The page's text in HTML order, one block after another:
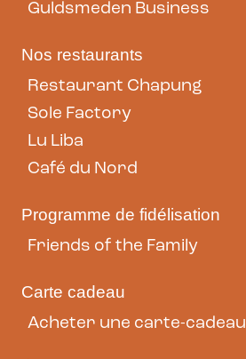
Guldsmeden Business
Nos restaurants
Restaurant Chapung
Sole Factory
Lu Liba
Café du Nord
Programme de fidélisation
Friends of the Family
Carte cadeau
Acheter une carte-cadeau